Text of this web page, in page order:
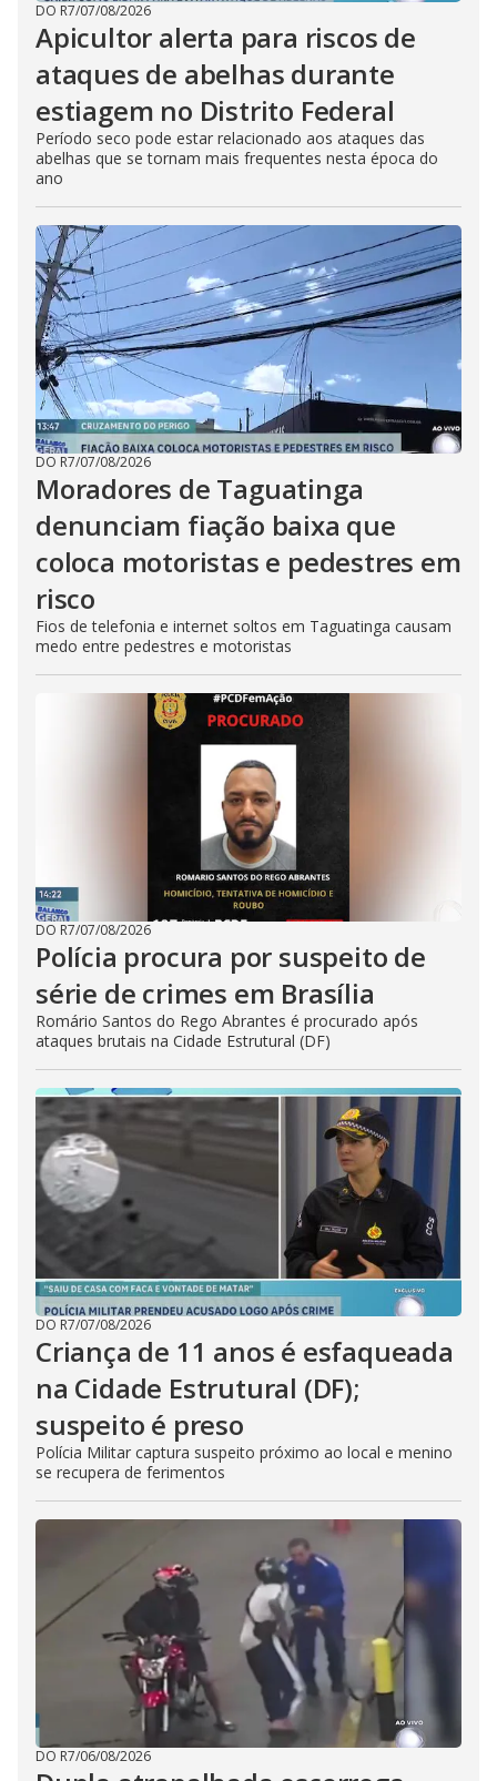
DO R7/07/08/2026
Apicultor alerta para riscos de
ataques de abelhas durante
estiagem no Distrito Federal
Período seco pode estar relacionado aos ataques das
abelhas que se tornam mais frequentes nesta época do
ano
DO R7/07/08/2026
Moradores de Taguatinga
denunciam fiação baixa que
coloca motoristas e pedestres em
risco
Fios de telefonia e internet soltos em Taguatinga causam
medo entre pedestres e motoristas
DO R7/07/08/2026
Polícia procura por suspeito de
série de crimes em Brasília
Romário Santos do Rego Abrantes é procurado após
ataques brutais na Cidade Estrutural (DF)
DO R7/07/08/2026
Criança de 11 anos é esfaqueada
na Cidade Estrutural (DF);
suspeito é preso
Polícia Militar captura suspeito próximo ao local e menino
se recupera de ferimentos
DO R7/06/08/2026